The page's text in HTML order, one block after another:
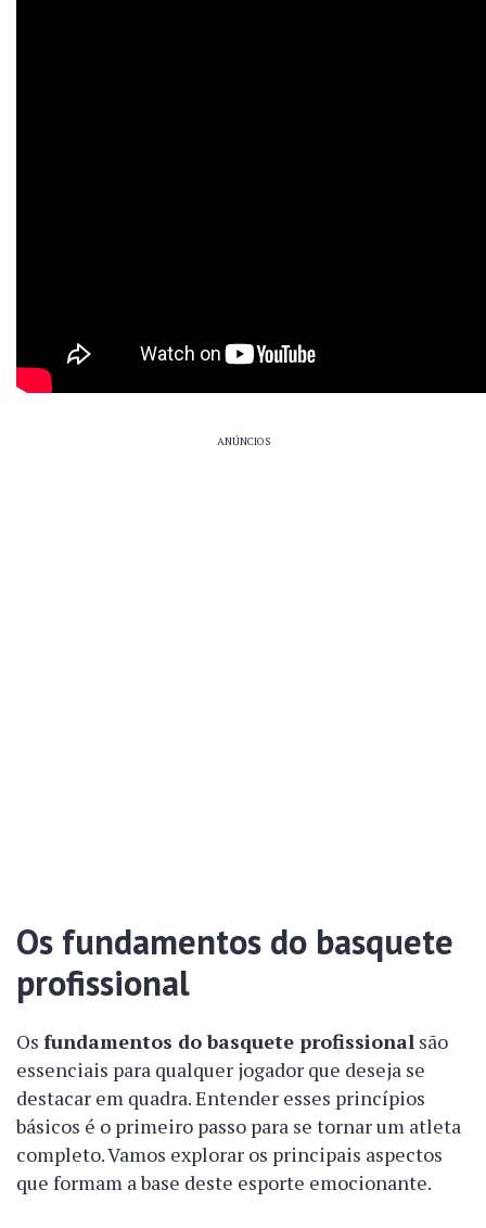
ANÚNCIOS
Os fundamentos do basquete
profissional
Os fundamentos do basquete profissional são
essenciais para qualquer jogador que deseja se
destacar em quadra. Entender esses princípios
básicos é o primeiro passo para se tornar um atleta
completo. Vamos explorar os principais aspectos
que formam a base deste esporte emocionante.